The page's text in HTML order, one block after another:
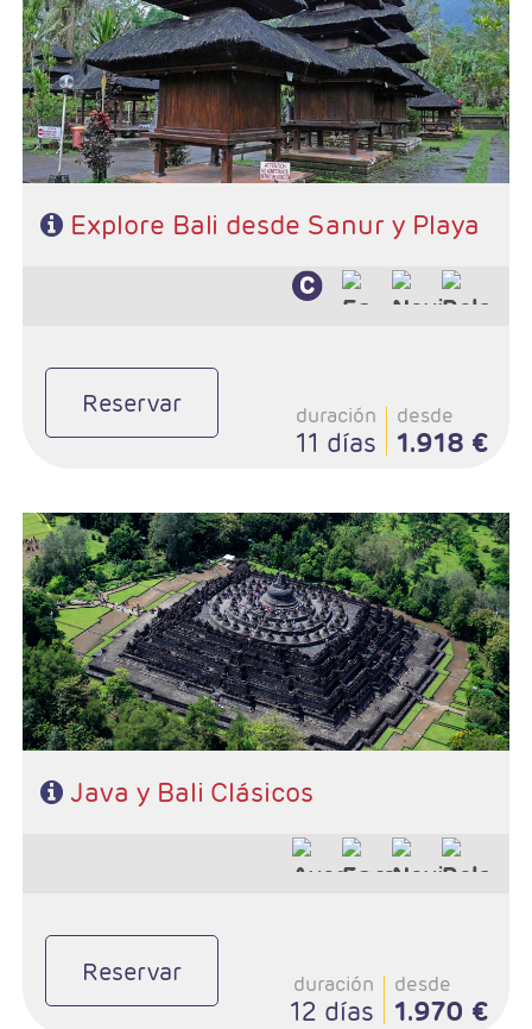
Régimen: Alojamiento y desayuno + 3 almuerzos y 1 cena
Explore Bali desde Sanur y Playa
Reservar duración
11 días
desde
1.918 €
- Salidas: Viernes
- Ruta: 3 noches Java / 6 noches Bali
- Régimen:HD + 5 almuerzos
Java y Bali Clásicos
Reservar duración
12 días
desde
1.970 €